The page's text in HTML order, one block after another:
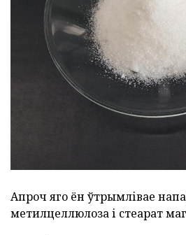
Апроч яго ён ўтрымлівае
метилцеллюлоза і стеарат